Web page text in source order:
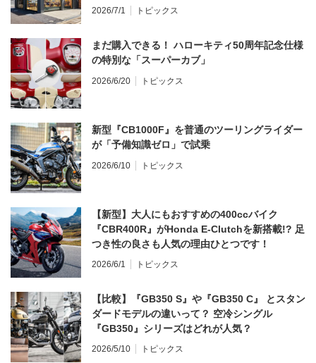
2026/7/1 トピックス
まだ購入できる！ ハローキティ50周年記念仕様
の特別な「スーパーカブ」
2026/6/20 トピックス
新型『CB1000F』を普通のツーリングライダー
が「予備知識ゼロ」で試乗
2026/6/10 トピックス
【新型】大人にもおすすめの400ccバイク
『CBR400R』がHonda E-Clutchを新搭載!? 足
つき性の良さも人気の理由ひとつです！
2026/6/1 トピックス
【比較】『GB350 S』や『GB350 C』 とスタン
ダードモデルの違いって？ 空冷シングル
『GB350』シリーズはどれが人気？
2026/5/10 トピックス